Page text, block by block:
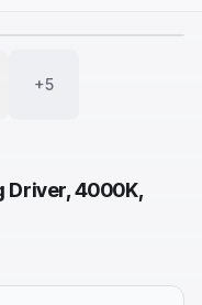
+5
Driver, 4000K,